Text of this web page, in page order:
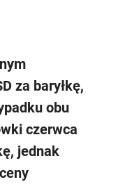
za baryłkę,
obu
czerwca
jednak